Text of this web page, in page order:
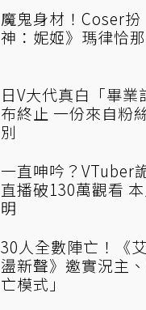
魔鬼身材！Coser扮
神：妮姬》瑪律恰
日V大代真白「畢業
布終止 一份來自粉
別
一直呻吟？VTuber
直播破130萬觀看
明
30人全數陣亡！《
盪新聲》邀實況主
亡模式」